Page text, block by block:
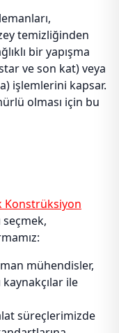
temizliğinden
bir yapışma
ve son kat) veya
işlemlerini kapsar.
olması için bu
Konstrüksiyon
mühendisler,
ile
süreçlerimizde